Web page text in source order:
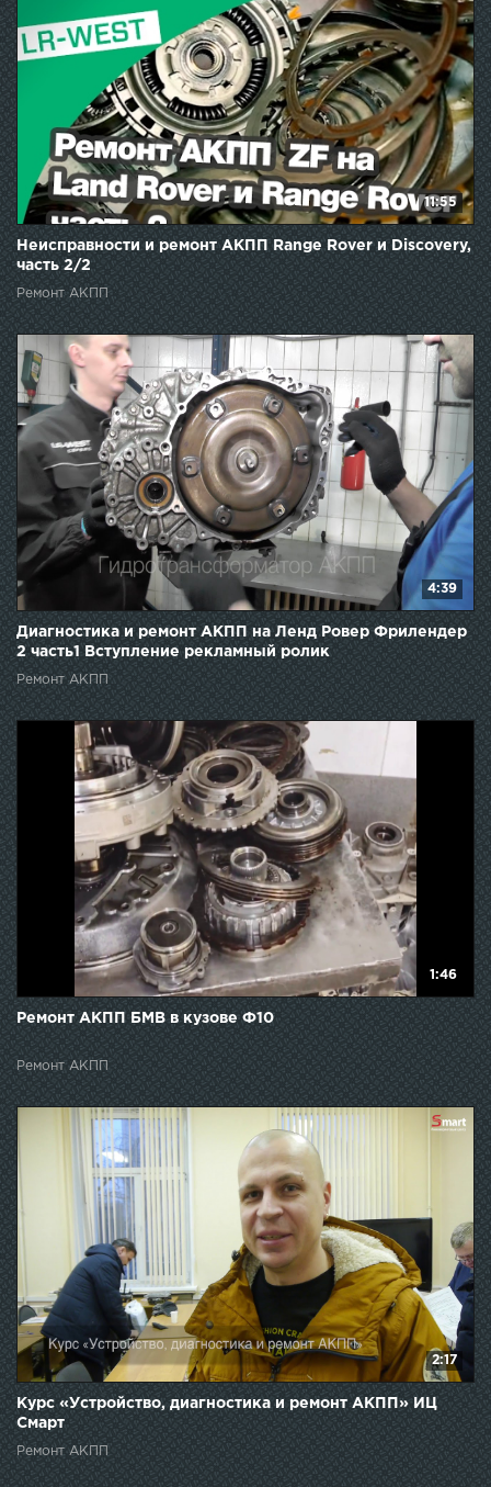
11:55
Неисправности и ремонт АКПП Range Rover и Discovery,
часть 2/2
Ремонт АКПП
4:39
Диагностика и ремонт АКПП на Ленд Ровер Фрилендер
2 часть1 Вступление рекламный ролик
Ремонт АКПП
1:46
Ремонт АКПП БМВ в кузове Ф10
Ремонт АКПП
2:17
Курс «Устройство, диагностика и ремонт АКПП» ИЦ
Смарт
Ремонт АКПП